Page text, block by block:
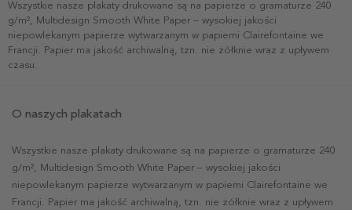
Wszystkie nasze plakaty drukowane są na papierze o gramaturze 240
g/m², Multidesign Smooth White Paper – wysokiej jakości
niepowlekanym papierze wytwarzanym w papierni Clairefontaine we
Francji. Papier ma jakość archiwalną, tzn. nie żółknie wraz z upływem
czasu.
O naszych plakatach
Wszystkie nasze plakaty drukowane są na papierze o gramaturze 240
g/m², Multidesign Smooth White Paper – wysokiej jakości
niepowlekanym papierze wytwarzanym w papierni Clairefontaine we
Francji. Papier ma jakość archiwalną, tzn. nie żółknie wraz z upływem